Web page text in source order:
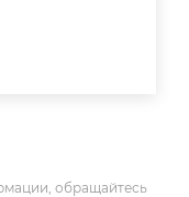
обращайтесь